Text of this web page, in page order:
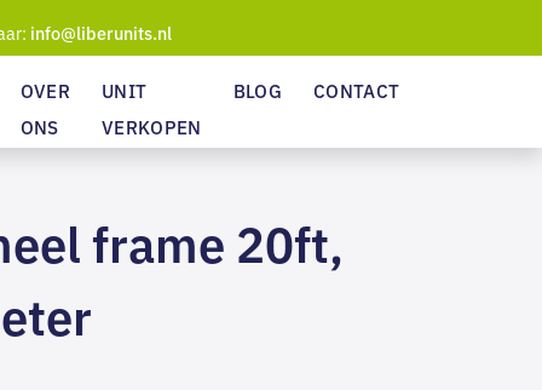
info@liberunits.nl
OVER
ONS
UNIT
VERKOPEN
BLOG CONTACT
frame 20ft,